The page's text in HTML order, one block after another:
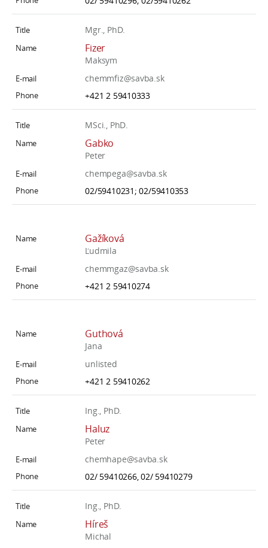
Mgr., PhD.
Fizer
Maksym
chemmfiz@savba.sk
+421 2 59410333
MSci., PhD.
Gabko
Peter
chempega@savba.sk
02/59410231; 02/59410353
Gažíková
Ľudmila
chemmgaz@savba.sk
+421 2 59410274
Guthová
Jana
unlisted
+421 2 59410262
Ing., PhD.
Haluz
Peter
chemhape@savba.sk
02/ 59410266, 02/ 59410279
Ing., PhD.
Híreš
Michal